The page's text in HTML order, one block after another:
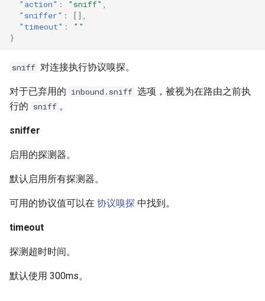
"action" : "sniff" ,
"sniffer" :
[],
"timeout" :
""
}
sniff 对连接执行协议嗅探。
对于已弃用的 inbound.sniff 选项，被视为在路由之前执
行的 sniff 。
sniffer
启用的探测器。
默认启用所有探测器。
可用的协议值可以在 协议嗅探 中找到。
timeout
探测超时时间。
默认使用 300ms。